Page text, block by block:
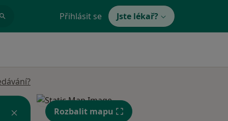
Přihlásit se Jste lékař?
Rozbalit mapu